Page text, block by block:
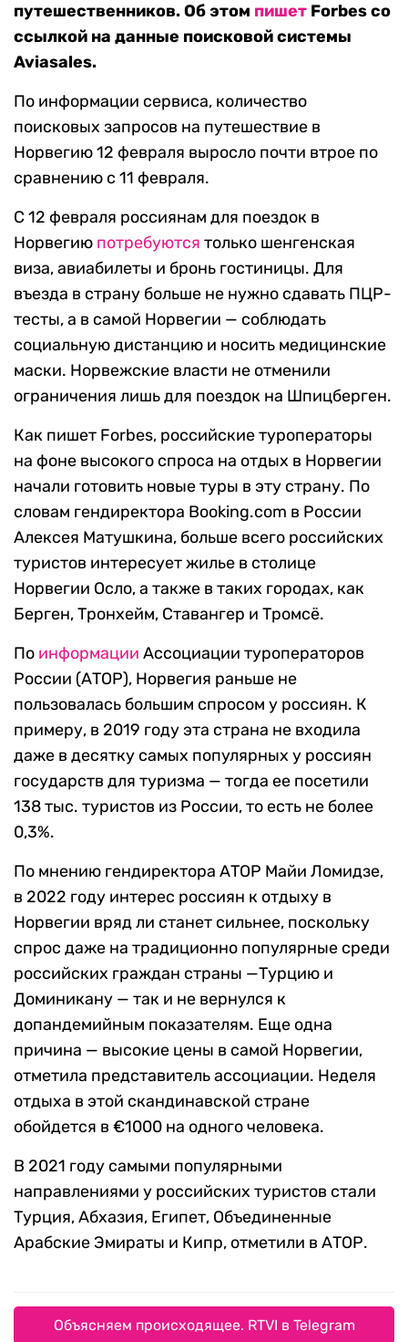
путешественников. Об этом пишет Forbes со
ссылкой на данные поисковой системы
Aviasales.
По информации сервиса, количество
поисковых запросов на путешествие в
Норвегию 12 февраля выросло почти втрое по
сравнению с 11 февраля.
С 12 февраля россиянам для поездок в
Норвегию потребуются только шенгенская
виза, авиабилеты и бронь гостиницы. Для
въезда в страну больше не нужно сдавать ПЦР-
тесты, а в самой Норвегии — соблюдать
социальную дистанцию и носить медицинские
маски. Норвежские власти не отменили
ограничения лишь для поездок на Шпицберген.
Как пишет Forbes, российские туроператоры
на фоне высокого спроса на отдых в Норвегии
начали готовить новые туры в эту страну. По
словам гендиректора Booking.com в России
Алексея Матушкина, больше всего российских
туристов интересует жилье в столице
Норвегии Осло, а также в таких городах, как
Берген, Тронхейм, Ставангер и Тромсё.
По информации Ассоциации туроператоров
России (АТОР), Норвегия раньше не
пользовалась большим спросом у россиян. К
примеру, в 2019 году эта страна не входила
даже в десятку самых популярных у россиян
государств для туризма — тогда ее посетили
138 тыс. туристов из России, то есть не более
0,3%.
По мнению гендиректора АТОР Майи Ломидзе,
в 2022 году интерес россиян к отдыху в
Норвегии вряд ли станет сильнее, поскольку
спрос даже на традиционно популярные среди
российских граждан страны —Турцию и
Доминикану — так и не вернулся к
допандемийным показателям. Еще одна
причина — высокие цены в самой Норвегии,
отметила представитель ассоциации. Неделя
отдыха в этой скандинавской стране
обойдется в €1000 на одного человека.
В 2021 году самыми популярными
направлениями у российских туристов стали
Турция, Абхазия, Египет, Объединенные
Арабские Эмираты и Кипр, отметили в АТОР.
Объясняем происходящее. RTVI в Telegram